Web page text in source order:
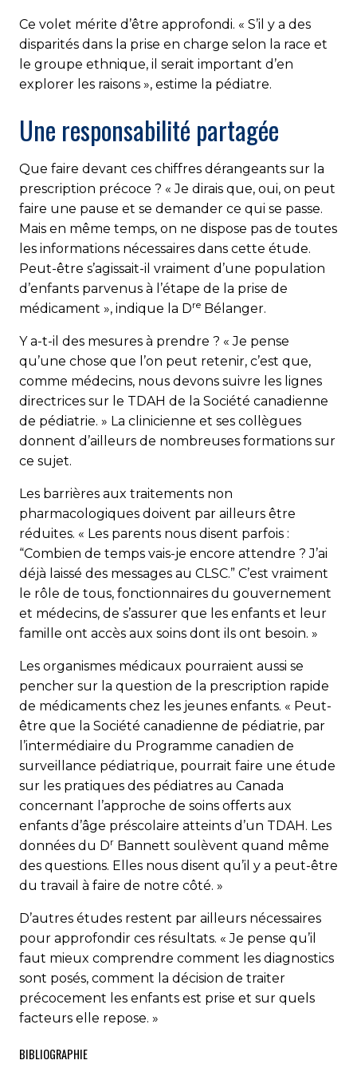
Ce volet mérite d’être approfondi. « S’il y a des
disparités dans la prise en charge selon la race et
le groupe ethnique, il serait important d’en
explorer les raisons », estime la pédiatre.
Une responsabilité partagée
Que faire devant ces chiffres dérangeants sur la
prescription précoce ? « Je dirais que, oui, on peut
faire une pause et se demander ce qui se passe.
Mais en même temps, on ne dispose pas de toutes
les informations nécessaires dans cette étude.
Peut-être s’agissait-il vraiment d’une population
d’enfants parvenus à l’étape de la prise de
médicament », indique la Dre Bélanger.
Y a-t-il des mesures à prendre ? « Je pense
qu’une chose que l’on peut retenir, c’est que,
comme médecins, nous devons suivre les lignes
directrices sur le TDAH de la Société canadienne
de pédiatrie. » La clinicienne et ses collègues
donnent d’ailleurs de nombreuses formations sur
ce sujet.
Les barrières aux traitements non
pharmacologiques doivent par ailleurs être
réduites. « Les parents nous disent parfois :
“Combien de temps vais-je encore attendre ? J’ai
déjà laissé des messages au CLSC.” C’est vraiment
le rôle de tous, fonctionnaires du gouvernement
et médecins, de s’assurer que les enfants et leur
famille ont accès aux soins dont ils ont besoin. »
Les organismes médicaux pourraient aussi se
pencher sur la question de la prescription rapide
de médicaments chez les jeunes enfants. « Peut-
être que la Société canadienne de pédiatrie, par
l’intermédiaire du Programme canadien de
surveillance pédiatrique, pourrait faire une étude
sur les pratiques des pédiatres au Canada
concernant l’approche de soins offerts aux
enfants d’âge préscolaire atteints d’un TDAH. Les
données du Dr Bannett soulèvent quand même
des questions. Elles nous disent qu’il y a peut-être
du travail à faire de notre côté. »
D’autres études restent par ailleurs nécessaires
pour approfondir ces résultats. « Je pense qu’il
faut mieux comprendre comment les diagnostics
sont posés, comment la décision de traiter
précocement les enfants est prise et sur quels
facteurs elle repose. »
BIBLIOGRAPHIE